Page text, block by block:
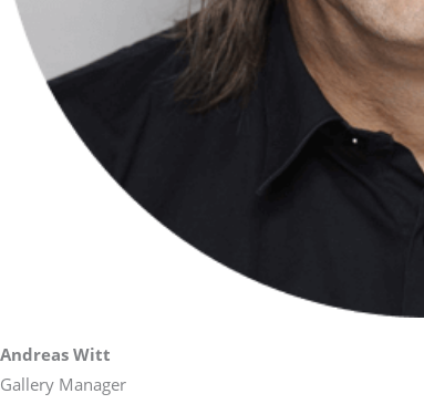
Andreas Witt
Gallery Manager